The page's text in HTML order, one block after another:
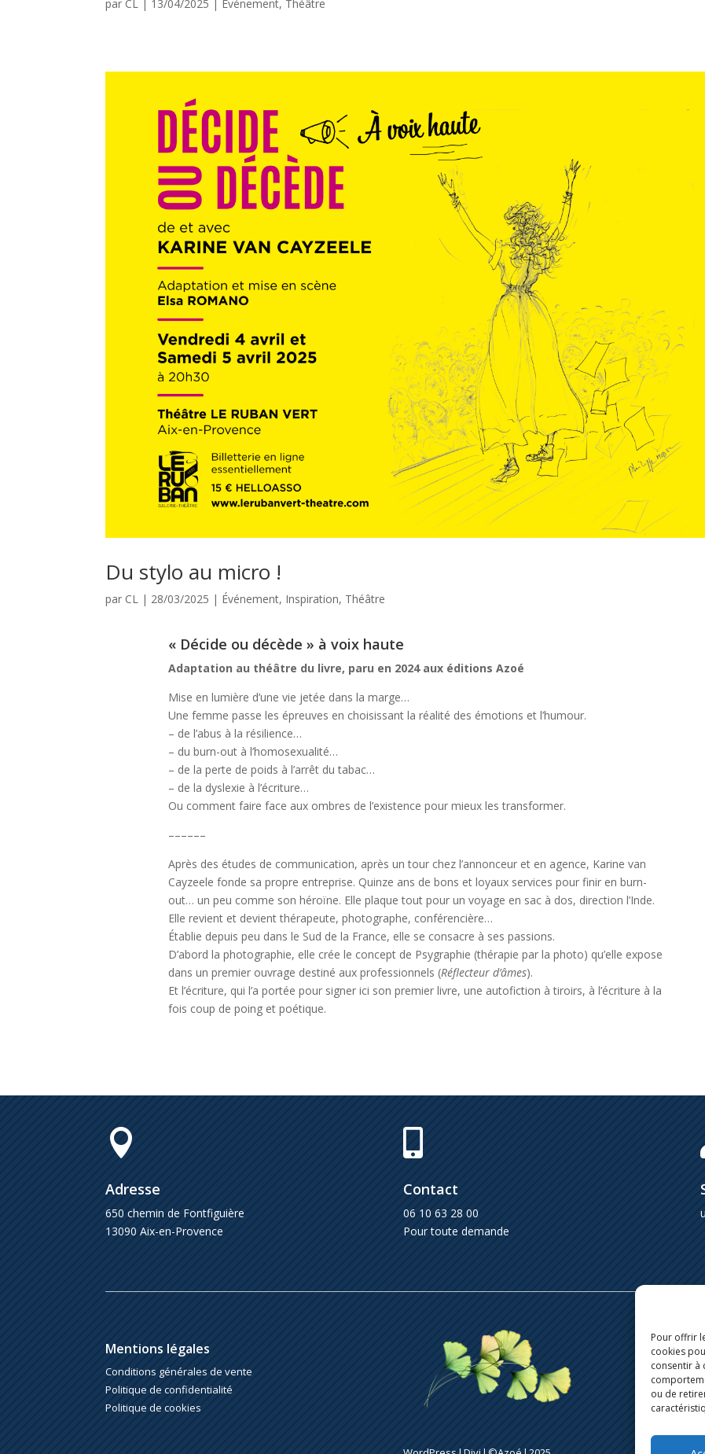
Pour offrir
cookies
consentir à
ou de
par CL | 13/04/2025 | Événement, Théâtre
Du stylo au micro !
par CL | 28/03/2025 | Événement, Inspiration, Théâtre
« Décide ou décède » à voix haute
Adaptation au théâtre du livre, paru en 2024 aux éditions Azoé
Mise en lumière d’une vie jetée dans la marge…
Une femme passe les épreuves en choisissant la réalité des émotions et l’humour.
– de l’abus à la résilience…
– du burn-out à l’homosexualité…
– de la perte de poids à l’arrêt du tabac…
– de la dyslexie à l’écriture…
Ou comment faire face aux ombres de l’existence pour mieux les transformer.
––––––
Après des études de communication, après un tour chez l’annonceur et en agence, Karine van
Cayzeele fonde sa propre entreprise. Quinze ans de bons et loyaux services pour finir en burn-
out… un peu comme son héroïne. Elle plaque tout pour un voyage en sac à dos, direction l’Inde.
Elle revient et devient thérapeute, photographe, conférencière…
Établie depuis peu dans le Sud de la France, elle se consacre à ses passions.
D’abord la photographie, elle crée le concept de Psygraphie (thérapie par la photo) qu’elle expose
dans un premier ouvrage destiné aux professionnels (Réflecteur d’âmes).
Et l’écriture, qui l’a portée pour signer ici son premier livre, une autofiction à tiroirs, à l’écriture à la
fois coup de poing et poétique.

Adresse
650 chemin de Fontfiguière
13090 Aix-en-Provence

Contact
06 10 63 28 00
Pour toute demande
Mentions légales
Conditions générales de vente
Politique de confidentialité
Politique de cookies